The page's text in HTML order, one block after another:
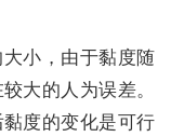
小，由于黏度随
大的人为误差。
度的变化是可行